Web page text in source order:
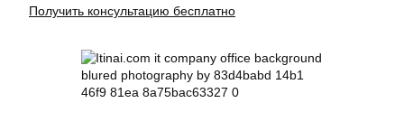
Получить консультацию бесплатно